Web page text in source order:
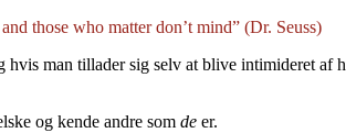
those who matter don’t mind” (Dr. Seuss)
man tillader sig selv at blive intimideret af
og kende andre som de er.